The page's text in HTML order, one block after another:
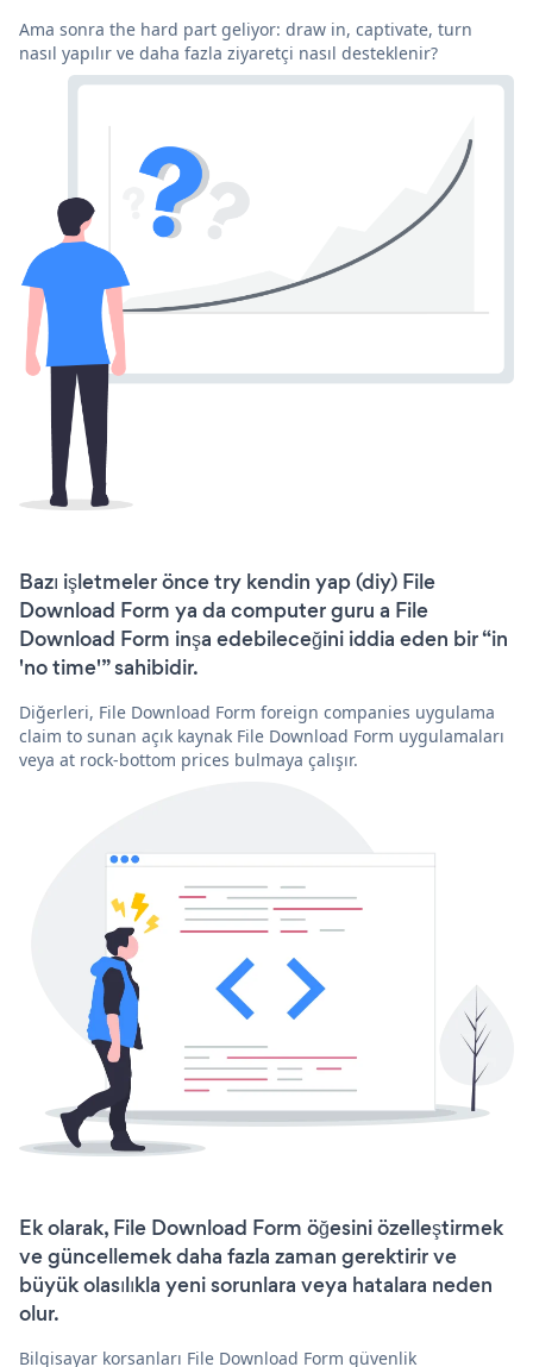
Ama sonra the hard part geliyor: draw in, captivate, turn
nasıl yapılır ve daha fazla ziyaretçi nasıl desteklenir?
Bazı işletmeler önce try kendin yap (diy) File
Download Form ya da computer guru a File
Download Form inşa edebileceğini iddia eden bir “in
'no time'” sahibidir.
Diğerleri, File Download Form foreign companies uygulama
claim to sunan açık kaynak File Download Form uygulamaları
veya at rock-bottom prices bulmaya çalışır.
Ek olarak, File Download Form öğesini özelleştirmek
ve güncellemek daha fazla zaman gerektirir ve
büyük olasılıkla yeni sorunlara veya hatalara neden
olur.
Bilgisayar korsanları File Download Form güvenlik